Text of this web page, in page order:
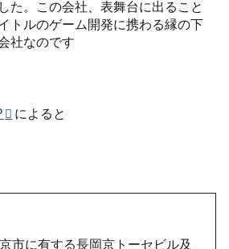
た。この会社、表舞台に出ること
トルのゲーム開発に携わる縁の下
社なのです
によると
市に有する長岡京トーセビル及